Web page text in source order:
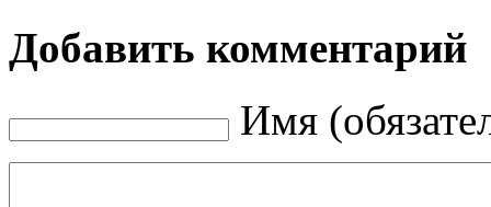
Добавить комментарий
Имя